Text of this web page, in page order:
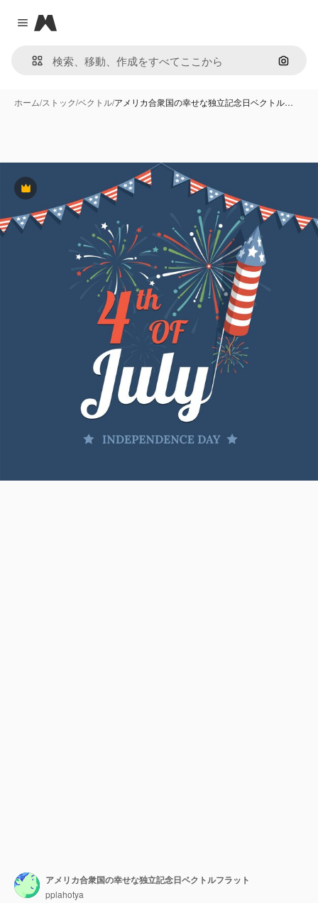
Close menu
Magnific
画像で
ホーム/ストック/ベクトル/アメリカ合衆国の幸せな独立記念日ベクトル…
Premium
アメリカ合衆国の幸せな独立記念日ベクトルフラット
pplahotya